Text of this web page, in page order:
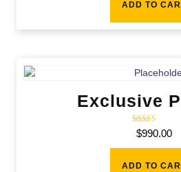
ADD TO
Exclusive
Rated
3.00
out of 5
$990.00
ADD TO